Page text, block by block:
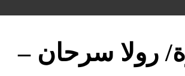
رولا سرحان –